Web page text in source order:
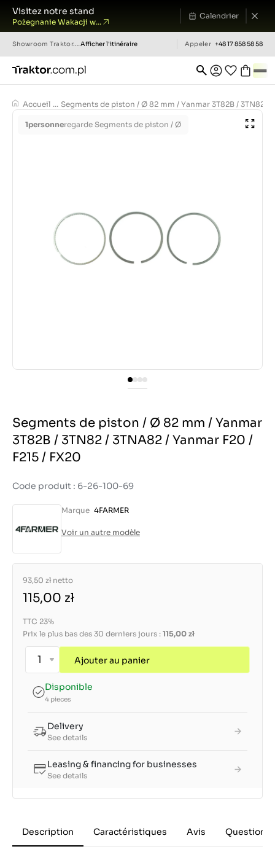
Visitez notre stand
Pożegnanie Wakacji w...
Calendrier
Showroom Traktor.com.pl Afficher l'itinéraire Appeler +48 17 858 58 58
Accueil ... Segments de piston / Ø 82 mm / Yanmar 3T82B / 3TN82 /
1personneregarde Segments de piston / Ø
Segments de piston / Ø 82 mm / Yanmar
3T82B / 3TN82 / 3TNA82 / Yanmar F20 /
F215 / FX20
Code produit : 6-26-100-69
Marque 4FARMER
Voir un autre modèle
93,50 zł netto
115,00 zł
TTC 23%
Prix le plus bas des 30 derniers jours : 115,00 zł
Ajouter au panier
Disponible
4 pieces
Delivery
See details
Leasing & financing for businesses
See details
Description Caractéristiques Avis Questions